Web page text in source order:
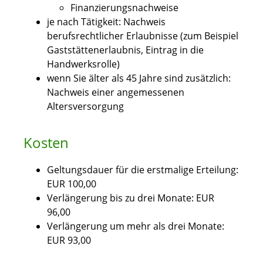
Finanzierungsnachweise
je nach Tätigkeit: Nachweis
berufsrechtlicher Erlaubnisse (zum Beispiel
Gaststättenerlaubnis, Eintrag in die
Handwerksrolle)
wenn Sie älter als 45 Jahre sind zusätzlich:
Nachweis einer angemessenen
Altersversorgung
Kosten
Geltungsdauer für die erstmalige Erteilung:
EUR 100,00
Verlängerung bis zu drei Monate: EUR
96,00
Verlängerung um mehr als drei Monate:
EUR 93,00